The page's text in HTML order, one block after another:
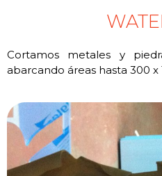
Cortamos metales y
abarcando áreas hasta 300 x